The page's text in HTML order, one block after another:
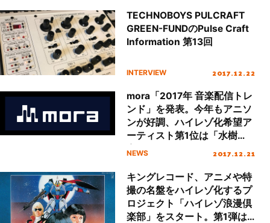
TECHNOBOYS PULCRAFT
GREEN-FUNDのPulse Craft
Information 第13回
INTERVIEW 2017.12.22
mora「2017年 音楽配信トレ
ンド」を発表。今年もアニソ
ンが好調、ハイレゾ化希望ア
ーティスト第1位は「水樹
奈々」。
NEWS 2017.12.21
キングレコード、アニメや特
撮の名盤をハイレゾ化するプ
ロジェクト「ハイレゾ浪漫倶
楽部」をスタート。第1弾は